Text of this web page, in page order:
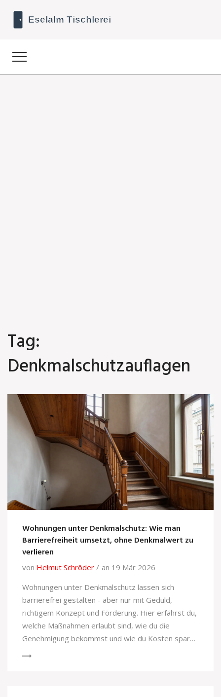
Tag:
Denkmalschutzauflagen
Wohnungen unter Denkmalschutz: Wie man
Barrierefreiheit umsetzt, ohne Denkmalwert zu
verlieren
von Helmut Schröder
an 19 Mär 2026
Wohnungen unter Denkmalschutz lassen sich
barrierefrei gestalten - aber nur mit Geduld,
richtigem Konzept und Förderung. Hier erfährst du,
welche Maßnahmen erlaubt sind, wie du die
Genehmigung bekommst und wie du Kosten sparen